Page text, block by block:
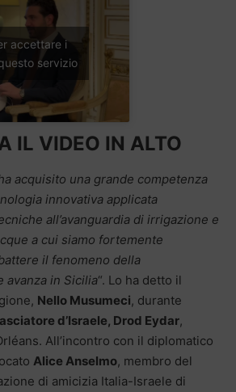
accettare i
servizio
IL VIDEO IN ALTO
acquisito una grande competenza
innovativa applicata
all’avanguardia di irrigazione e
a cui siamo fortemente
il fenomeno della
avanza in Sicilia“. Lo ha detto il
Nello Musumeci, durante
d’Israele, Drod Eydar,
All’incontro con il diplomatico
Alice Anselmo, membro del
di amicizia Italia-Israele di